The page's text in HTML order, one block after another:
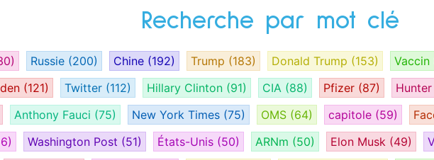
Recherche par mot clé
Russie (200) Chine (192) Trump (183) Donald Trump (153) Vaccin
(121) Twitter (112) Hillary Clinton (91) CIA (88) Pfizer (87)
Anthony Fauci (75) New York Times (75) OMS (64) capitole (59)
Washington Post (51) États-Unis (50) ARNm (50) Elon Musk (49)